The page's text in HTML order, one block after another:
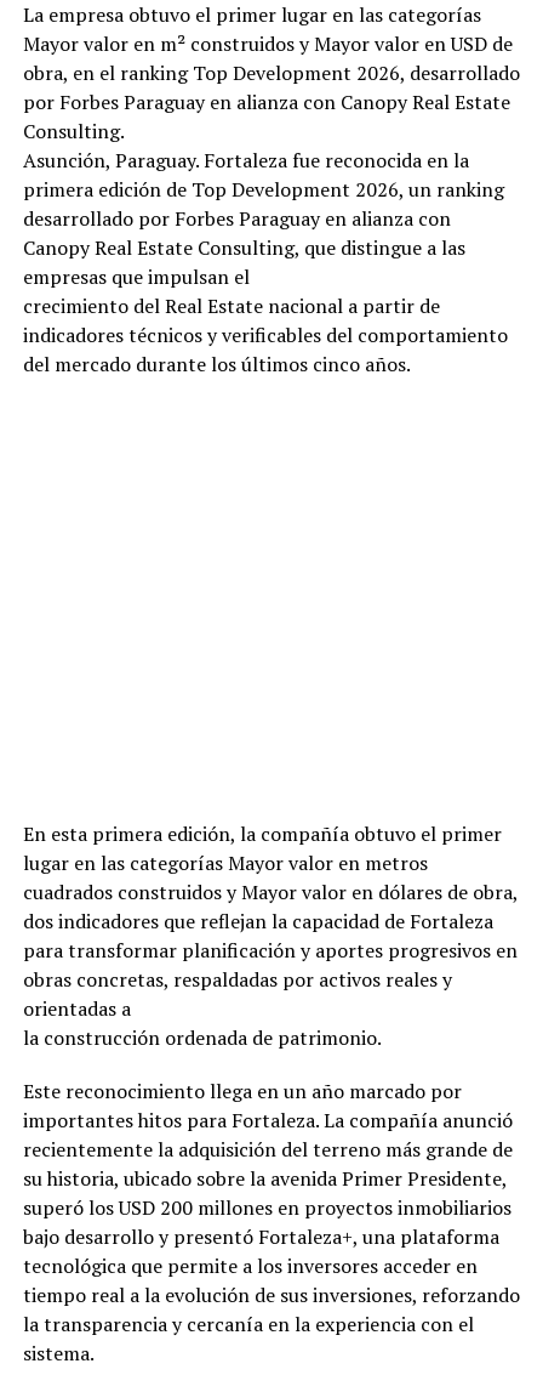
La empresa obtuvo el primer lugar en las categorías
Mayor valor en m² construidos y Mayor valor en USD de
obra, en el ranking Top Development 2026, desarrollado
por Forbes Paraguay en alianza con Canopy Real Estate
Consulting.
Asunción, Paraguay. Fortaleza fue reconocida en la
primera edición de Top Development 2026, un ranking
desarrollado por Forbes Paraguay en alianza con
Canopy Real Estate Consulting, que distingue a las
empresas que impulsan el
crecimiento del Real Estate nacional a partir de
indicadores técnicos y verificables del comportamiento
del mercado durante los últimos cinco años.
En esta primera edición, la compañía obtuvo el primer
lugar en las categorías Mayor valor en metros
cuadrados construidos y Mayor valor en dólares de obra,
dos indicadores que reflejan la capacidad de Fortaleza
para transformar planificación y aportes progresivos en
obras concretas, respaldadas por activos reales y
orientadas a
la construcción ordenada de patrimonio.
Este reconocimiento llega en un año marcado por
importantes hitos para Fortaleza. La compañía anunció
recientemente la adquisición del terreno más grande de
su historia, ubicado sobre la avenida Primer Presidente,
superó los USD 200 millones en proyectos inmobiliarios
bajo desarrollo y presentó Fortaleza+, una plataforma
tecnológica que permite a los inversores acceder en
tiempo real a la evolución de sus inversiones, reforzando
la transparencia y cercanía en la experiencia con el
sistema.